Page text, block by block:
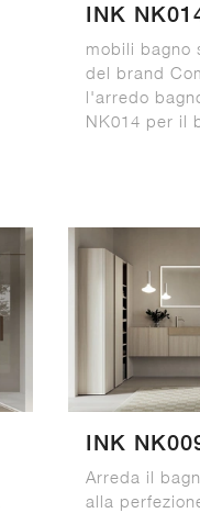
INK
mobili bagno
del brand
l'arredo
NK014 per il
INK
Arreda il
alla